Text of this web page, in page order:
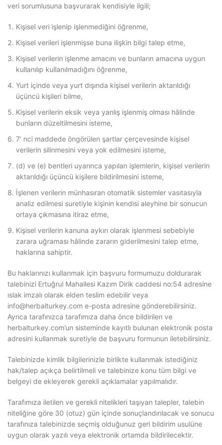
veri sorumlusuna başvurarak kendisiyle ilgili;
Kişisel veri işlenip işlenmediğini öğrenme,
Kişisel verileri işlenmişse buna ilişkin bilgi talep etme,
Kişisel verilerin işlenme amacını ve bunların amacına uygun
kullanılıp kullanılmadığını öğrenme,
Yurt içinde veya yurt dışında kişisel verilerin aktarıldığı
üçüncü kişileri bilme,
Kişisel verilerin eksik veya yanlış işlenmiş olması hâlinde
bunların düzeltilmesini isteme,
7’ nci maddede öngörülen şartlar çerçevesinde kişisel
verilerin silinmesini veya yok edilmesini isteme,
(d) ve (e) bentleri uyarınca yapılan işlemlerin, kişisel verilerin
aktarıldığı üçüncü kişilere bildirilmesini isteme,
İşlenen verilerin münhasıran otomatik sistemler vasıtasıyla
analiz edilmesi suretiyle kişinin kendisi aleyhine bir sonucun
ortaya çıkmasına itiraz etme,
Kişisel verilerin kanuna aykırı olarak işlenmesi sebebiyle
zarara uğraması hâlinde zararın giderilmesini talep etme,
haklarına sahiptir.
Bu haklarınızı kullanmak için başvuru formumuzu doldurarak
talebinizi Ertuğrul Mahallesi Kazım Dirik caddesi no:54 adresine
ıslak imzalı olarak elden teslim edebilir veya
info@herbalturkey.com e-posta adresine gönderebilirsiniz.
Ayrıca tarafınızca tarafımıza daha önce bildirilen ve
herbalturkey.com’un sisteminde kayıtlı bulunan elektronik posta
adresini kullanmak suretiyle de başvuru formunun iletebilirsiniz.
Talebinizde kimlik bilgilerinizle birlikte kullanmak istediğiniz
hak/talep açıkça belirtilmeli ve talebinize konu tüm bilgi ve
belgeyi de ekleyerek gerekli açıklamalar yapılmalıdır.
Tarafımıza iletilen ve gerekli nitelikleri taşıyan talepler, talebin
niteliğine göre 30 (otuz) gün içinde sonuçlandırılacak ve sonucu
tarafınıza talebinizde seçmiş olduğunuz geri bildirim usulüne
uygun olarak yazılı veya elektronik ortamda bildirilecektir.